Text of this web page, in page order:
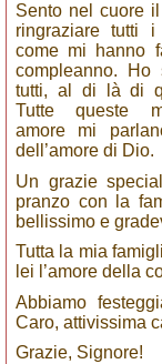
Sento nel cuore
ringraziare tutti i
come mi hanno
compleanno. Ho
tutti, al di là di
Tutte queste
amore mi
dell’amore di Dio.
Un grazie
pranzo con la
bellissimo e
Tutta la mia
lei l’amore della
Abbiamo
Caro, attivissima
Grazie, Signore!